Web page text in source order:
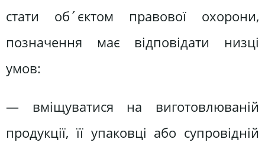
стати об´єктом правової охорони,
позначення має відповідати низці
умов:
— вміщуватися на виготовлюваній
продукції, її упаковці або супровідній